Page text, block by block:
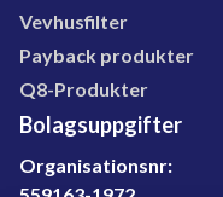
Vevhusfilter
Payback produkter
Q8-Produkter
Bolagsuppgifter
Organisationsnr: